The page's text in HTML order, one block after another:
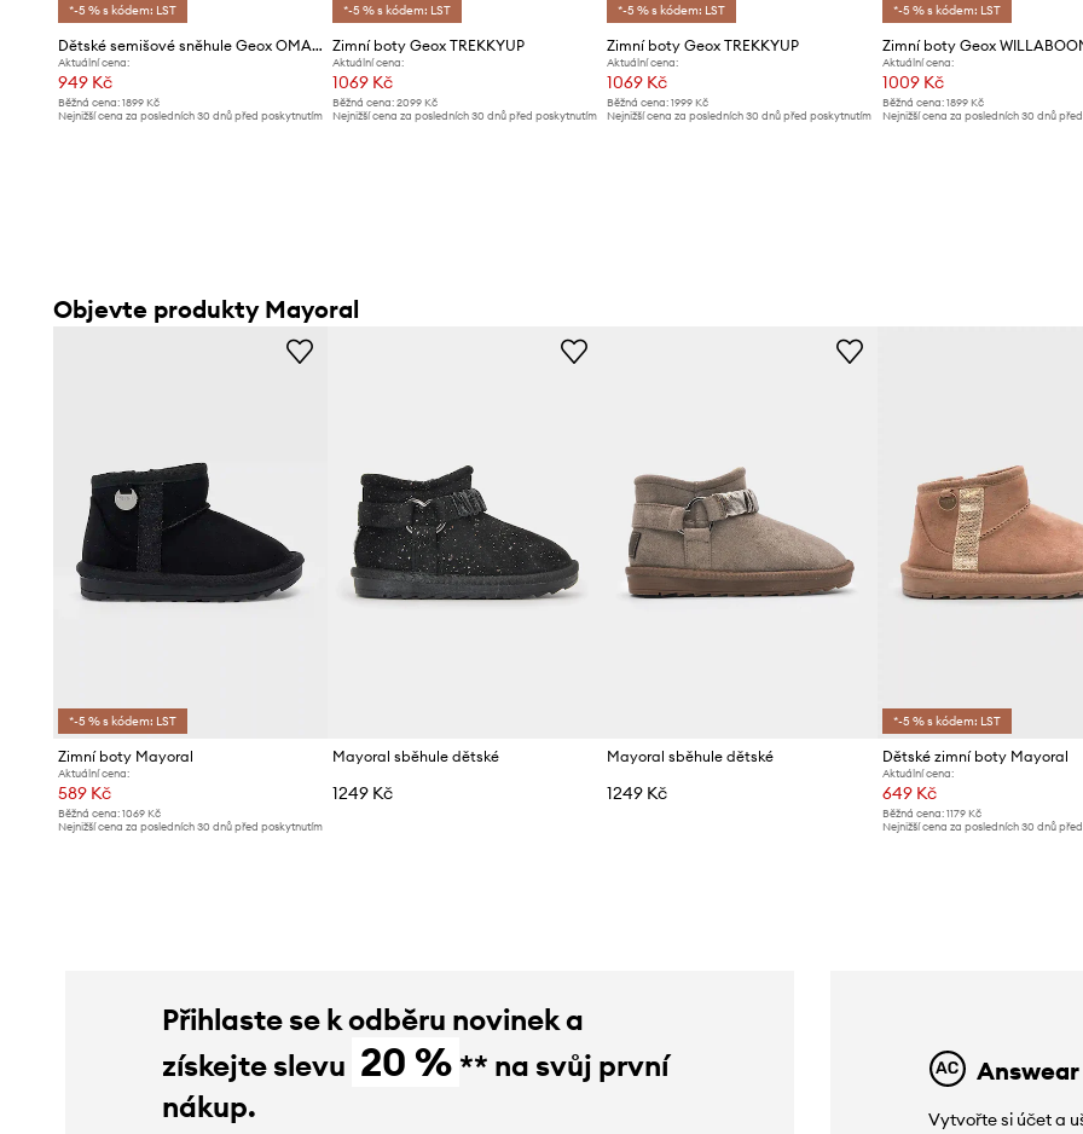
*-5 % s kódem: LST
Dětské semišové sněhule Geox OMAR WPF
Aktuální cena:
949 Kč
Běžná cena: 1899 Kč
Nejnižší cena za posledních 30 dnů před poskytnutím
*-5 % s kódem: LST
Zimní boty Geox TREKKYUP
Aktuální cena:
1069 Kč
Běžná cena:2099 Kč
Nejnižší cena za posledních 30 dnů před poskytnutím
*-5 % s kódem: LST
Zimní boty Geox TREKKYUP
Aktuální cena:
1069 Kč
Běžná cena: 1999 Kč
Nejnižší cena za posledních 30 dnů před poskytnutím
*-5 % s kódem: LST
Zimní boty Geox
Aktuální cena:
1009 Kč
Běžná cena: 1899 Kč
Nejnižší cena za posledních 30 dnů
Objevte produkty Mayoral
*-5 % s kódem: LST
Zimní boty Mayoral
Aktuální cena:
589 Kč
Běžná cena: 1069 Kč
Nejnižší cena za posledních 30 dnů před poskytnutím
Mayoral sběhule dětské
1249 Kč
Mayoral sběhule dětské
1249 Kč
*-5 % s kódem: LST
Dětské zimní boty Mayoral
Aktuální cena:
649 Kč
Běžná cena: 1179 Kč
Nejnižší cena za posledních 30 dnů
Přihlaste se k odběru novinek a
získejte slevu 20 % ** na svůj první
nákup.
Vytvořte si účet a